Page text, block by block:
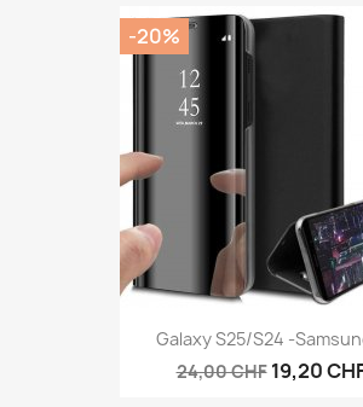
Galaxy S25/S24 -
24,00 CHF 19,20
-20%